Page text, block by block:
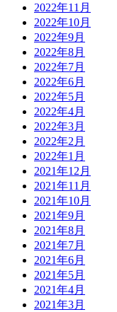
2022年11月
2022年10月
2022年9月
2022年8月
2022年7月
2022年6月
2022年5月
2022年4月
2022年3月
2022年2月
2022年1月
2021年12月
2021年11月
2021年10月
2021年9月
2021年8月
2021年7月
2021年6月
2021年5月
2021年4月
2021年3月